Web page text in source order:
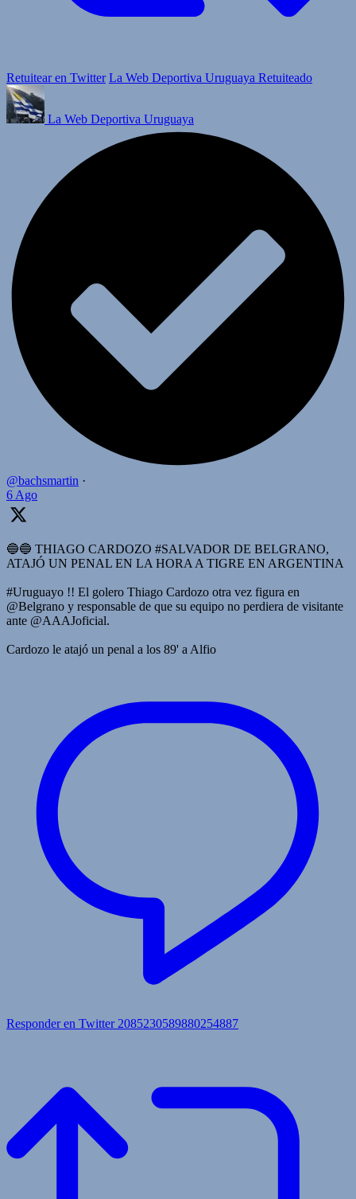
Retuitear en Twitter La Web Deportiva Uruguaya Retuiteado
La Web Deportiva Uruguaya
@bachsmartin ·
6 Ago
🔵🔵 THIAGO CARDOZO #SALVADOR DE BELGRANO,
ATAJÓ UN PENAL EN LA HORA A TIGRE EN ARGENTINA
#Uruguayo !! El golero Thiago Cardozo otra vez figura en
@Belgrano y responsable de que su equipo no perdiera de visitante
ante @AAAJoficial.
Cardozo le atajó un penal a los 89' a Alfio
Responder en Twitter 2085230589880254887